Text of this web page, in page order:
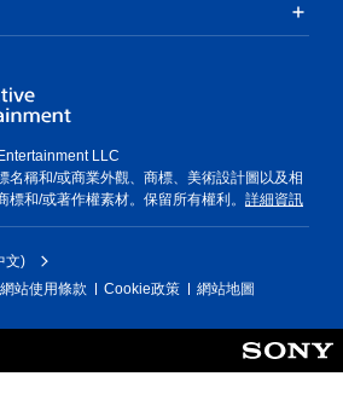
LLC
名稱和/或商業外觀、商標、美術設計圖以及相
標和/或著作權素材。保留所有權利。 詳細資訊
文)
網站使用條款 Cookie政策 網站地圖